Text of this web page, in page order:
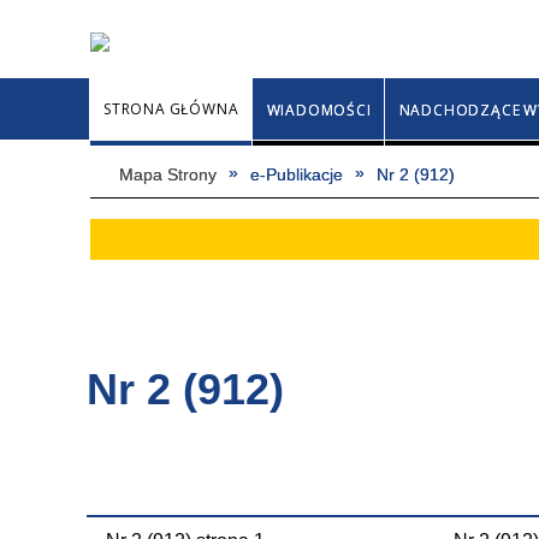
STRONA GŁÓWNA WIADOMOŚCI NADCHODZĄCE
Mapa Strony e-Publikacje Nr 2 (912)
Nr 2 (912)